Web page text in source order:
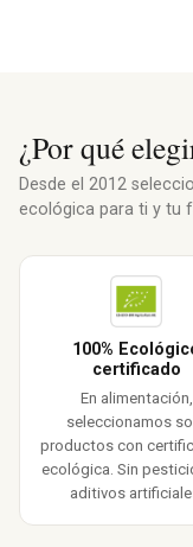
¿Por qué
Desde el 2012
ecológica para ti y tu
100%
certificado
En alimentación,
seleccionamos
productos con
ecológica. Sin
aditivos